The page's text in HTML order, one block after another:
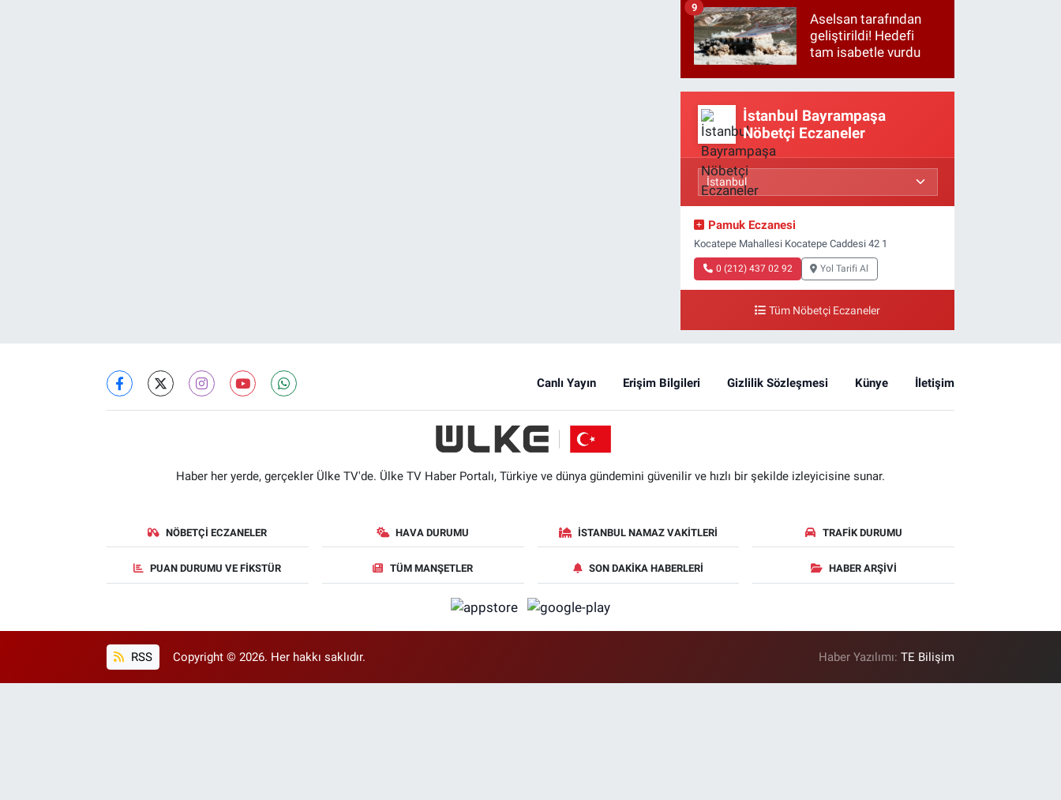
Aselsan tarafından
geliştirildi! Hedefi
tam isabetle vurdu
9
İstanbul Bayrampaşa
Nöbetçi Eczaneler
Pamuk Eczanesi
Kocatepe Mahallesi Kocatepe Caddesi 42 1
0 (212) 437 02 92 Yol Tarifi Al
Tüm Nöbetçi Eczaneler
Canlı Yayın Erişim Bilgileri Gizlilik Sözleşmesi Künye İletişim
Haber her yerde, gerçekler Ülke TV'de. Ülke TV Haber Portalı, Türkiye ve dünya gündemini güvenilir ve hızlı bir şekilde izleyicisine sunar.
NÖBETÇI ECZANELER HAVA DURUMU İSTANBUL NAMAZ VAKITLERI TRAFIK DURUMU
PUAN DURUMU VE FIKSTÜR TÜM MANŞETLER SON DAKIKA HABERLERI HABER ARŞIVI
RSS Copyright © 2026. Her hakkı saklıdır. Haber Yazılımı:TE Bilişim